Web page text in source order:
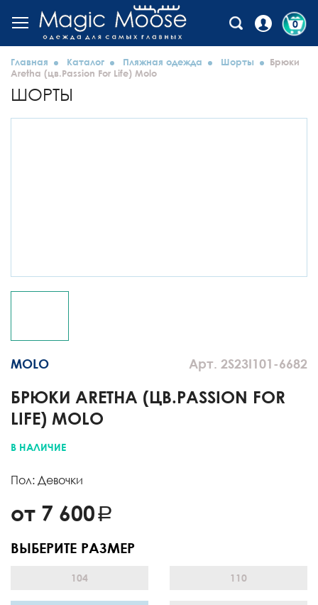
0
Главная Каталог Пляжная одежда Шорты
Брюки
Aretha (цв.Passion For Life) Molo
ШОРТЫ
Арт. 2S23I101-6682
MOLO
БРЮКИ ARETHA (ЦВ.PASSION FOR
LIFE) MOLO
В НАЛИЧИЕ
Пол: Девочки
от 7 600
ВЫБЕРИТЕ РАЗМЕР
104 110